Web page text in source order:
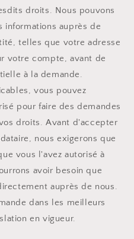
droits. Nous pouvons
auprès de
telles que votre adresse
votre compte, avant de
à la demande.
vous pouvez
pour faire des demandes
droits. Avant d'accepter
nous exigerons que
vous l'avez autorisé à
avoir besoin que
auprès de nous.
dans les meilleurs
en vigueur.